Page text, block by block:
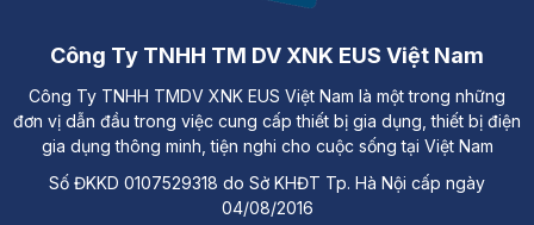
Công Ty TNHH TM DV XNK EUS Việt Nam
Công Ty TNHH TMDV XNK EUS Việt Nam là một trong những
đơn vị dẫn đầu trong việc cung cấp thiết bị gia dụng, thiết bị điện
gia dụng thông minh, tiện nghi cho cuộc sống tại Việt Nam
Số ĐKKD 0107529318 do Sở KHĐT Tp. Hà Nội cấp ngày
04/08/2016